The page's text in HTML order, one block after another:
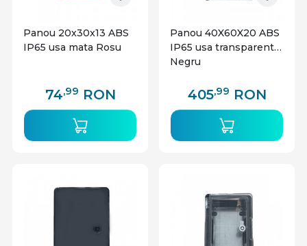
Panou 20x30x13 ABS
IP65 usa mata Rosu
74,99 RON
Panou 40X60X20 ABS
IP65 usa transparenta
Negru
405,99 RON